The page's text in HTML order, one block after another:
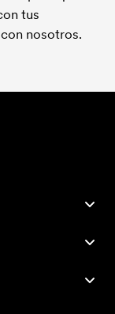
tus
nosotros.